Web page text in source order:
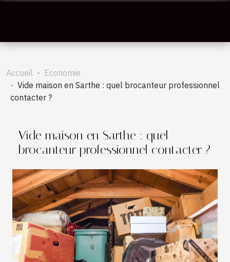
Accueil
Economie
Vide maison en Sarthe : quel brocanteur professionnel
contacter ?
Vide maison en Sarthe : quel
brocanteur professionnel contacter ?